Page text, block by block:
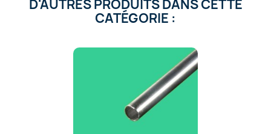
D'AUTRES PRODUITS DANS CETTE
CATÉGORIE :